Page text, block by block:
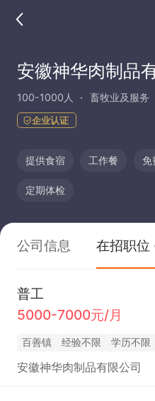
安徽神华肉制品
100-1000人 畜牧业及服务
企业认证
提供食宿 工作餐 免
定期体检
公司信息 在招职位
普工
5000-7000元/月
百善镇 经验不限 学历不限
安徽神华肉制品有限公司